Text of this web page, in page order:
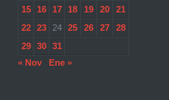
15
16 17 18 19 20
21
22
23 24 25 26 27
28
29
30
31
« Nov
Ene »